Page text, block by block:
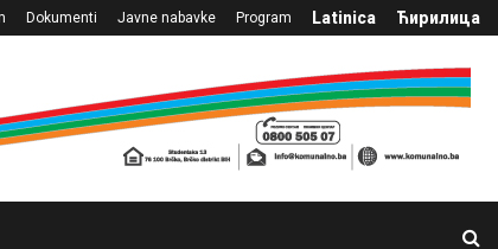
Dokumenti Javne nabavke Program Latinica Ћирилица